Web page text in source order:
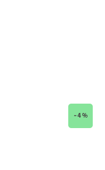
–4 %